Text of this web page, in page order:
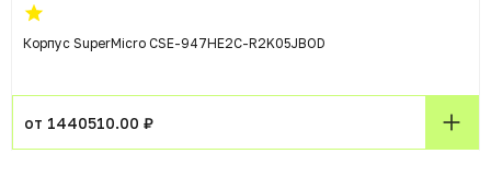
Корпус SuperMicro CSE-947HE2C-R2K05JBOD
от 1440510.00 ₽